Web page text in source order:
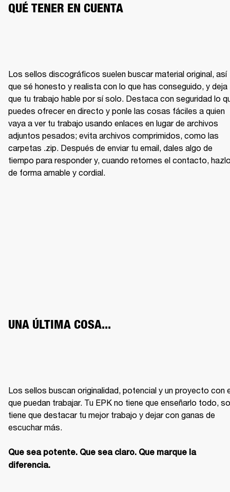
QUÉ TENER EN CUENTA
Los sellos discográficos suelen buscar material original, así
que sé honesto y realista con lo que has conseguido, y deja
que tu trabajo hable por sí solo. Destaca con seguridad lo
puedes ofrecer en directo y ponle las cosas fáciles a quien
vaya a ver tu trabajo usando enlaces en lugar de archivos
adjuntos pesados; evita archivos comprimidos, como las
carpetas .zip. Después de enviar tu email, dales algo de
tiempo para responder y, cuando retomes el contacto,
de forma amable y cordial.
UNA ÚLTIMA COSA...
Los sellos buscan originalidad, potencial y un proyecto con
que puedan trabajar. Tu EPK no tiene que enseñarlo todo,
tiene que destacar tu mejor trabajo y dejar con ganas de
escuchar más.
Que sea potente. Que sea claro. Que marque la
diferencia.